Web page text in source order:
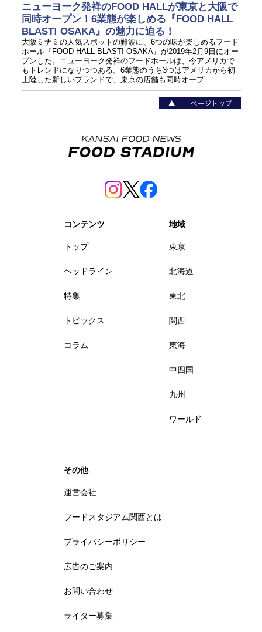
ニューヨーク発祥のFOOD HALLが東京と大阪で
同時オープン！6業態が楽しめる『FOOD HALL
BLAST! OSAKA』の魅力に迫る！
大阪ミナミの人気スポットの難波に、6つの味が楽しめるフード
ホール『FOOD HALL BLAST! OSAKA』が2019年2月9日にオー
プンした。ニューヨーク発祥のフードホールは、今アメリカで
もトレンドになりつつある。6業態のうち3つはアメリカから初
上陸した新しいブランドで、東京の店舗も同時オープ...
コンテンツ
トップ
ヘッドライン
特集
トピックス
コラム
地域
東京
北海道
東北
関西
東海
中四国
九州
ワールド
その他
運営会社
フードスタジアム関西とは
プライバシーポリシー
広告のご案内
お問い合わせ
ライター募集